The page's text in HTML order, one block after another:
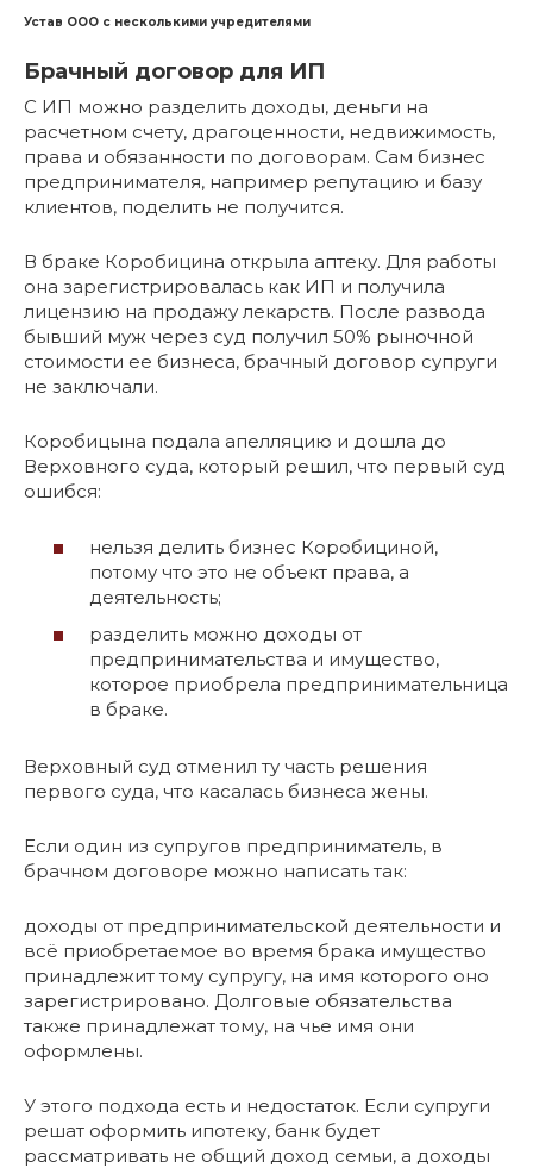
Устав ООО с несколькими учредителями
Брачный договор для ИП
С ИП можно разделить доходы, деньги на
расчетном счету, драгоценности, недвижимость,
права и обязанности по договорам. Сам бизнес
предпринимателя, например репутацию и базу
клиентов, поделить не получится.
В браке Коробицина открыла аптеку. Для работы
она зарегистрировалась как ИП и получила
лицензию на продажу лекарств. После развода
бывший муж через суд получил 50% рыночной
стоимости ее бизнеса, брачный договор супруги
не заключали.
Коробицына подала апелляцию и дошла до
Верховного суда, который решил, что первый суд
ошибся:
нельзя делить бизнес Коробициной,
потому что это не объект права, а
деятельность;
разделить можно доходы от
предпринимательства и имущество,
которое приобрела предпринимательница
в браке.
Верховный суд отменил ту часть решения
первого суда, что касалась бизнеса жены.
Если один из супругов предприниматель, в
брачном договоре можно написать так:
доходы от предпринимательской деятельности и
всё приобретаемое во время брака имущество
принадлежит тому супругу, на имя которого оно
зарегистрировано. Долговые обязательства
также принадлежат тому, на чье имя они
оформлены.
У этого подхода есть и недостаток. Если супруги
решат оформить ипотеку, банк будет
рассматривать не общий доход семьи, а доходы